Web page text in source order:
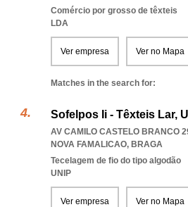
Comércio por grosso de têxteis
LDA
Ver empresa Ver no Mapa
Matches in the search for:
Sofelpos Ii - Têxteis Lar,
AV CAMILO CASTELO BRANCO
NOVA FAMALICAO, BRAGA
Tecelagem de fio do tipo algodão
UNIP
Ver empresa Ver no Mapa